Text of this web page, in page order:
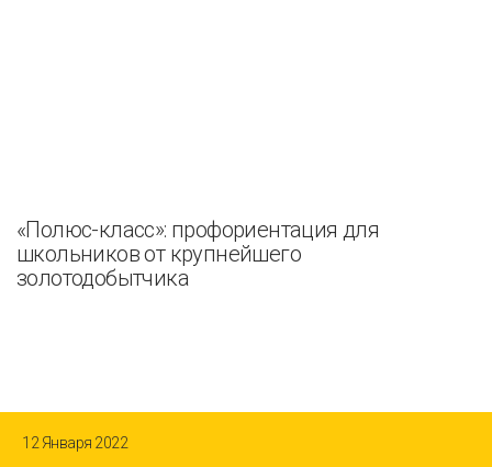
«Полюс-класс»: профориентация для
школьников от крупнейшего
золотодобытчика
12 Января 2022